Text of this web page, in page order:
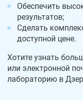
Обеспечить
результатов;
Сделать
доступной цене.
Хотите узнать
или электронной
лабораторию в